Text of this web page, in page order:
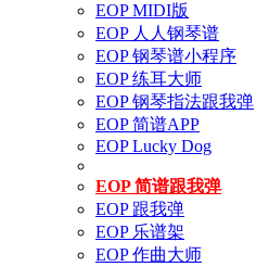
EOP MIDI版
EOP 人人钢琴谱
EOP 钢琴谱小程序
EOP 练耳大师
EOP 钢琴指法跟我弹
EOP 简谱APP
EOP Lucky Dog
EOP 简谱跟我弹
EOP 跟我弹
EOP 乐谱架
EOP 作曲大师